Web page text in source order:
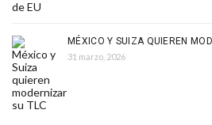
MÉXICO Y SUIZA QUIEREN
31 marzo, 2026